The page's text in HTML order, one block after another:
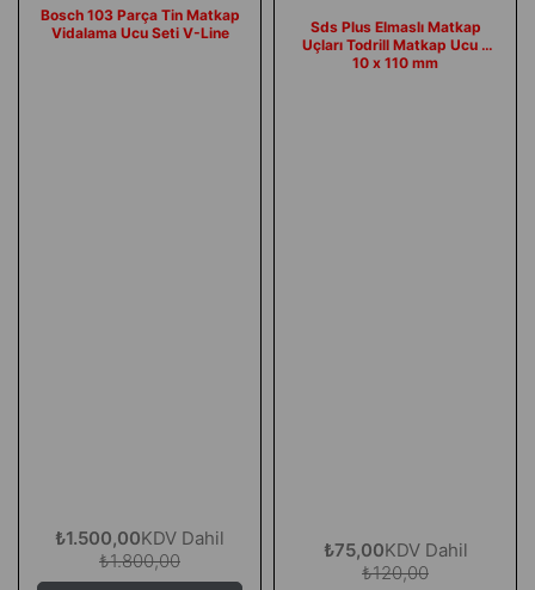
Bosch 103 Parça Tin Matkap
Vidalama Ucu Seti V-Line
₺1.500,00KDV Dahil
₺1.800,00
Sds Plus Elmaslı Matkap
Uçları Todrill Matkap Ucu -
10 x 110 mm
₺75,00KDV Dahil
₺120,00